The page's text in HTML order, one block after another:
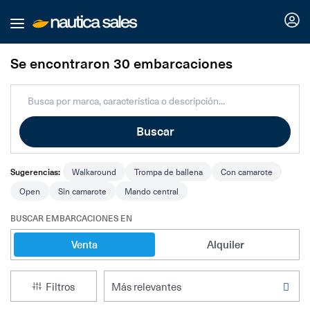
Nosotros
Buscar
Nuestros planes
Servicios náuticos
Marinas
Varaderos
Publica tu marina o varadero
Comparador
Idiomas
Español
Publicar embarcación
Se encontraron 30 embarcaciones
Buscar
Sugerencias: Walkaround Trompa de ballena
Con camarote
Open
Sin camarote Mando central
BUSCAR EMBARCACIONES EN
Venta Alquiler
Filtros